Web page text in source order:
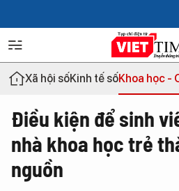
Xã hội sốKinh tế sốKhoa học -
Điều kiện để sinh
nhà khoa học trẻ
nguồn